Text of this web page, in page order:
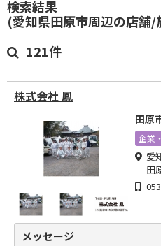
検索結果
(愛知県田原市周辺の店舗/
121件
株式会社 鳳
田原
企業
愛
田
メッセージ